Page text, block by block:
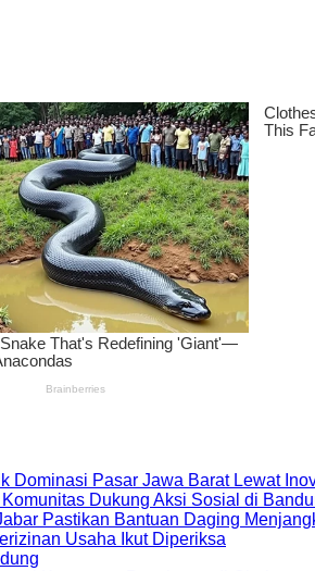
Dominasi Pasar Jawa Barat Lewat
Dukung Aksi Sosial di
Pastikan Bantuan Daging
Usaha Ikut Diperiksa